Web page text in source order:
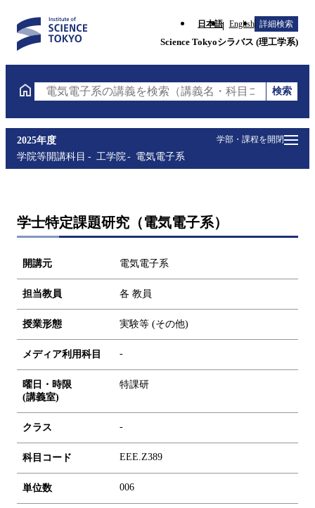
日本語 English 詳細検索
Science Tokyoシラバス (理工学系)
電気電子系の講義を検索（講義名・科目コード・担当
検索
学部・課程を開閉
2025年度
学院等開講科目
工学院 電気電子系
学士特定課題研究（電気電子系）
開講元 電気電子系
担当教員 各 教員
授業形態 実験等 (その他)
メディア利用科目 -
曜日・時限
(講義室)
特課研
クラス -
科目コード EEE.Z389
単位数 006